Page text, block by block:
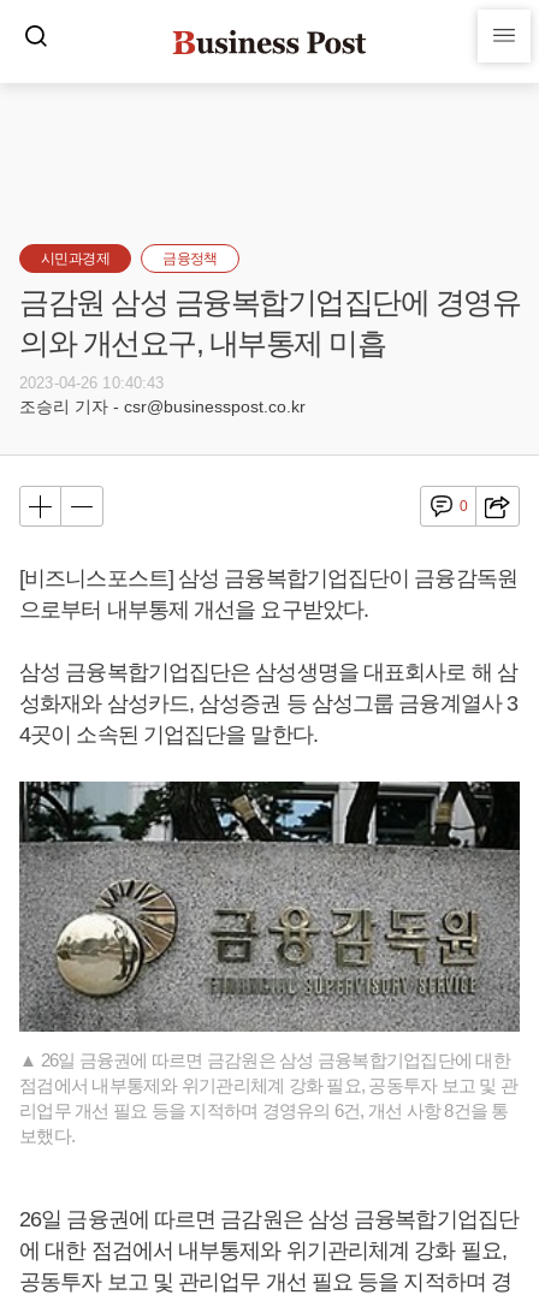
시민과경제 금융정책
금감원 삼성 금융복합기업집단에 경영유
의와 개선요구, 내부통제 미흡
2023-04-26 10:40:43
조승리 기자 - csr@businesspost.co.kr
0
[비즈니스포스트] 삼성 금융복합기업집단이 금융감독원
으로부터 내부통제 개선을 요구받았다.
삼성 금융복합기업집단은 삼성생명을 대표회사로 해 삼
성화재와 삼성카드, 삼성증권 등 삼성그룹 금융계열사 3
4곳이 소속된 기업집단을 말한다.
▲ 26일 금융권에 따르면 금감원은 삼성 금융복합기업집단에 대한
점검에서 내부통제와 위기관리체계 강화 필요, 공동투자 보고 및 관
리업무 개선 필요 등을 지적하며 경영유의 6건, 개선 사항 8건을 통
보했다.
26일 금융권에 따르면 금감원은 삼성 금융복합기업집단
에 대한 점검에서 내부통제와 위기관리체계 강화 필요,
공동투자 보고 및 관리업무 개선 필요 등을 지적하며 경